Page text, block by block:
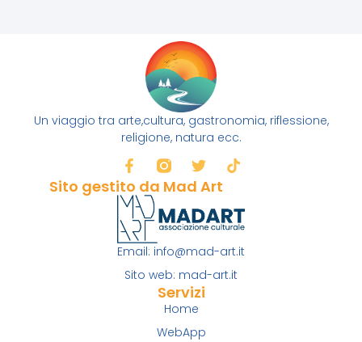
Un viaggio tra arte,cultura, gastronomia, riflessione,
religione, natura ecc.
Sito gestito da Mad Art
Email: info@mad-art.it
Sito web: mad-art.it
Servizi
Home
WebApp